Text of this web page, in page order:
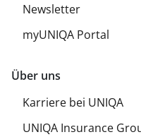
Newsletter
myUNIQA Portal
Über uns
Karriere bei UNIQA
UNIQA Insurance